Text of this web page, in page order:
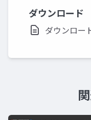
ダウンロード
ダウンロー